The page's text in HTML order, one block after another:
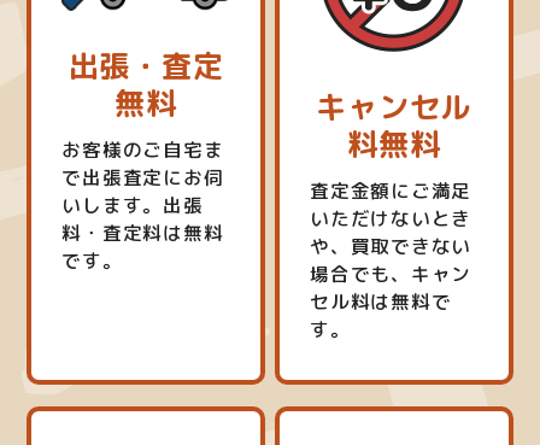
出張・査定
無料
お客様のご自宅ま
で出張査定にお伺
いします。出張
料・査定料は無料
です。
キャンセル
料無料
査定金額にご満足
いただけないとき
や、買取できない
場合でも、キャン
セル料は無料で
す。